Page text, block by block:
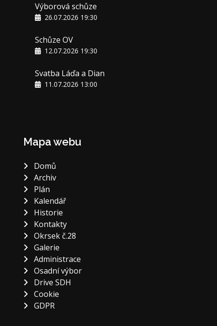
Výborová schůze
26.07.2026 19:30
Schůze OV
12.07.2026 19:30
Svatba Láďa a Dian
11.07.2026 13:00
Mapa webu
Domů
Archiv
Plán
Kalendář
Historie
Kontakty
Okrsek č.28
Galerie
Administrace
Osadní výbor
Drive SDH
Cookie
GDPR